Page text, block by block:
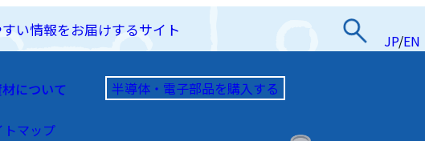
い情報をお届けするサイト
JP/EN
について 半導体・電子部品を購入する
トマップ